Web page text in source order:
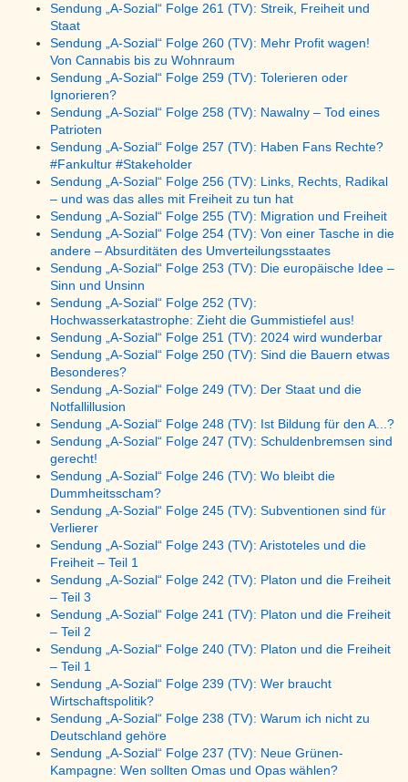
Sendung „A-Sozial“ Folge 261 (TV): Streik, Freiheit und
Staat
Sendung „A-Sozial“ Folge 260 (TV): Mehr Profit wagen!
Von Cannabis bis zu Wohnraum
Sendung „A-Sozial“ Folge 259 (TV): Tolerieren oder
Ignorieren?
Sendung „A-Sozial“ Folge 258 (TV): Nawalny – Tod eines
Patrioten
Sendung „A-Sozial“ Folge 257 (TV): Haben Fans Rechte?
#Fankultur #Stakeholder
Sendung „A-Sozial“ Folge 256 (TV): Links, Rechts, Radikal
– und was das alles mit Freiheit zu tun hat
Sendung „A-Sozial“ Folge 255 (TV): Migration und Freiheit
Sendung „A-Sozial“ Folge 254 (TV): Von einer Tasche in die
andere – Absurditäten des Umverteilungsstaates
Sendung „A-Sozial“ Folge 253 (TV): Die europäische Idee –
Sinn und Unsinn
Sendung „A-Sozial“ Folge 252 (TV):
Hochwasserkatastrophe: Zieht die Gummistiefel aus!
Sendung „A-Sozial“ Folge 251 (TV): 2024 wird wunderbar
Sendung „A-Sozial“ Folge 250 (TV): Sind die Bauern etwas
Besonderes?
Sendung „A-Sozial“ Folge 249 (TV): Der Staat und die
Notfallillusion
Sendung „A-Sozial“ Folge 248 (TV): Ist Bildung für den A...?
Sendung „A-Sozial“ Folge 247 (TV): Schuldenbremsen sind
gerecht!
Sendung „A-Sozial“ Folge 246 (TV): Wo bleibt die
Dummheitsscham?
Sendung „A-Sozial“ Folge 245 (TV): Subventionen sind für
Verlierer
Sendung „A-Sozial“ Folge 243 (TV): Aristoteles und die
Freiheit – Teil 1
Sendung „A-Sozial“ Folge 242 (TV): Platon und die Freiheit
– Teil 3
Sendung „A-Sozial“ Folge 241 (TV): Platon und die Freiheit
– Teil 2
Sendung „A-Sozial“ Folge 240 (TV): Platon und die Freiheit
– Teil 1
Sendung „A-Sozial“ Folge 239 (TV): Wer braucht
Wirtschaftspolitik?
Sendung „A-Sozial“ Folge 238 (TV): Warum ich nicht zu
Deutschland gehöre
Sendung „A-Sozial“ Folge 237 (TV): Neue Grünen-
Kampagne: Wen sollten Omas und Opas wählen?